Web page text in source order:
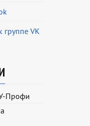
группе VK
Профи